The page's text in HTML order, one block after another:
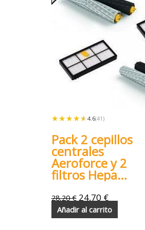
★★★★★
★★★★★ 4.6(41)
Pack 2 cepillos
centrales
Aeroforce y 2
filtros Hepa
Roomba 800
900
28,20€ 24,70 €
Añadir al carrito